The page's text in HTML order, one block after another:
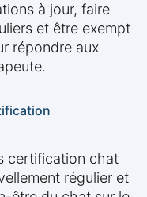
à jour, faire
et être exempt
répondre aux
certification chat
régulier et